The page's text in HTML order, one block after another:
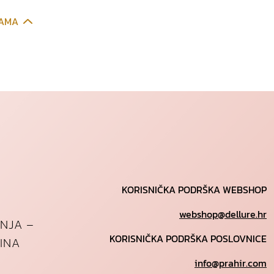
–
KORISNIČKA PODRŠKA WEBSHOP
webshop@dellure.hr
KORISNIČKA PODRŠKA POSLOVNICE
info@prahir.com